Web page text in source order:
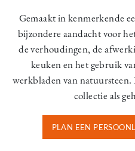
Gemaakt in kenmerkende
bijzondere aandacht voor
de verhoudingen, de
keuken en het gebruik
werkbladen van
collectie als
PLAN EEN